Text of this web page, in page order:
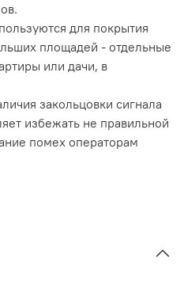
для покрытия
площадей - отдельные
или дачи, в
закольцовки сигнала
избежать не правильной
помех операторам